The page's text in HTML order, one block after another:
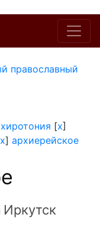
православный
хиротония [x]
x] архиерейское
Иркутск